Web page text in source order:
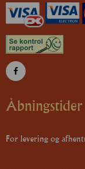
Åbningstider
For levering og